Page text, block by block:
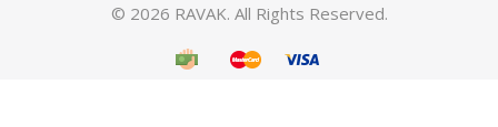
© 2026 RAVAK. All Rights Reserved.